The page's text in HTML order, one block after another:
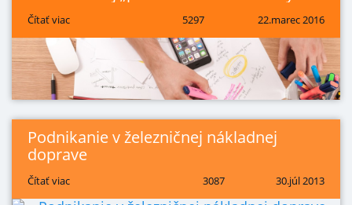
Čítať viac 5297 22.marec 2016
Podnikanie v železničnej nákladnej
doprave
Čítať viac 3087 30.júl 2013